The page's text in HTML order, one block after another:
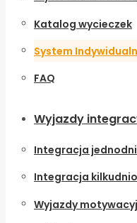
Katalog wycieczek
System
FAQ
Wyjazdy
Integracja
Integracja
Wyjazdy